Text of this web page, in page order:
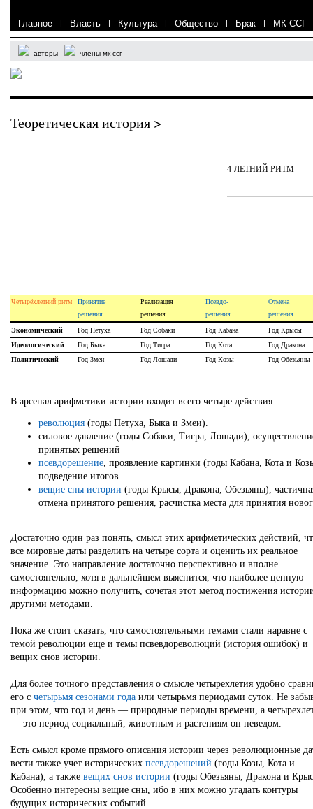
Главное | Власть | Культура | Общество | Брак | МК ССГ
авторы члены мк ссг
Теоретическая история >
4-ЛЕТНИЙ РИТМ
Четырёхлетний ритм
Принятие
решения
Реализация
решения
Псевдо-
решения
Отмена
решения
Экономический Год Петуха Год Собаки Год Кабана
Год Крысы
Идеологический
Год Быка Год Тигра Год Кота
Год Дракона
Политический
Год Змеи Год Лошади Год Козы Год Обезьяны
В арсенал арифметики истории входит всего четыре действия:
революция (годы Петуха, Быка и Змеи).
силовое давление (годы Собаки, Тигра, Лошади),
принятых решений
псевдорешение, проявление картинки (годы Кабана, Кота и
подведение итогов.
вещие сны истории (годы Крысы, Дракона, Обезьяны),
отмена принятого решения, расчистка места для принятия
Достаточно один раз понять, смысл этих арифметических действий,
все мировые даты разделить на четыре сорта и оценить их реальное
значение. Это направление достаточно перспективно и вполне
самостоятельно, хотя в дальнейшем выяснится, что наиболее ценную
информацию можно получить, сочетая этот метод постижения
другими методами.
Пока же стоит сказать, что самостоятельными темами стали наравне с
темой революции еще и темы псвевдореволюций (история ошибок) и
вещих снов истории.
Для более точного представления о смысле четырехлетия удобно
его с четырьмя сезонами года или четырьмя периодами суток. Не
при этом, что год и день — природные периоды времени, а
— это период социальный, животным и растениям он неведом.
Есть смысл кроме прямого описания истории через революционные
вести также учет исторических псевдорешений (годы Козы, Кота и
Кабана), а также вещих снов истории (годы Обезьяны, Дракона и
Особенно интересны вещие сны, ибо в них можно угадать контуры
будущих исторических событий.